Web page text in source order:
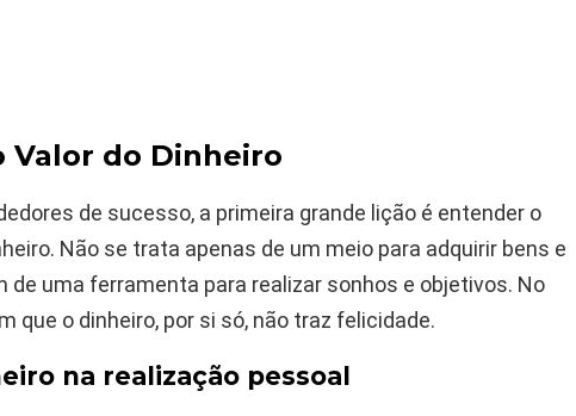
Valor do Dinheiro
de sucesso, a primeira grande lição é entender o
Não se trata apenas de um meio para adquirir bens e
de uma ferramenta para realizar sonhos e objetivos. No
que o dinheiro, por si só, não traz felicidade.
na realização pessoal